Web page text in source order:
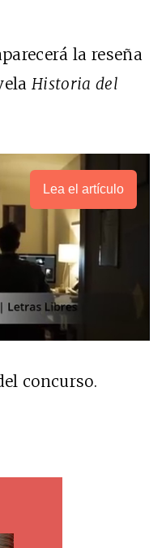
la reseña
Historia del
Lea el artículo
concurso.